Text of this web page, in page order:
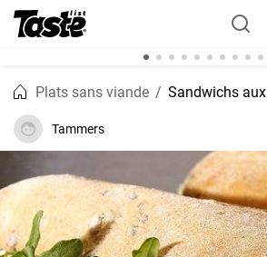
Plats sans viande
Tammers